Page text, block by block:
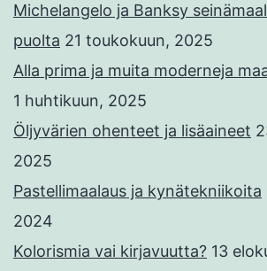
Michelangelo ja Banksy
puolta 21 toukokuun, 2025
Alla prima ja muita moderneja
1 huhtikuun, 2025
Öljyvärien ohenteet ja lisäaineet
2025
Pastellimaalaus ja kynätekniikoita
2024
Kolorismia vai kirjavuutta? 13